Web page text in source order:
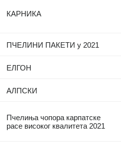
КАРНИКА
ПЧЕЛИНИ ПАКЕТИ у 2021
ЕЛГОН
АЛПСКИ
Пчелиња чопора карпатске
расе високог квалитета 2021